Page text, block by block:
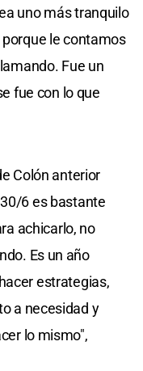
uno más tranquilo
le contamos
Fue un
fue con lo que
Colón anterior
6 es bastante
achicarlo, no
Es un año
estrategias,
a necesidad y
lo mismo",